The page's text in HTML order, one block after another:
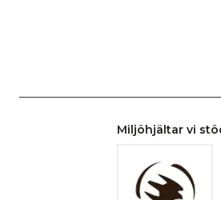
Miljöhjältar vi